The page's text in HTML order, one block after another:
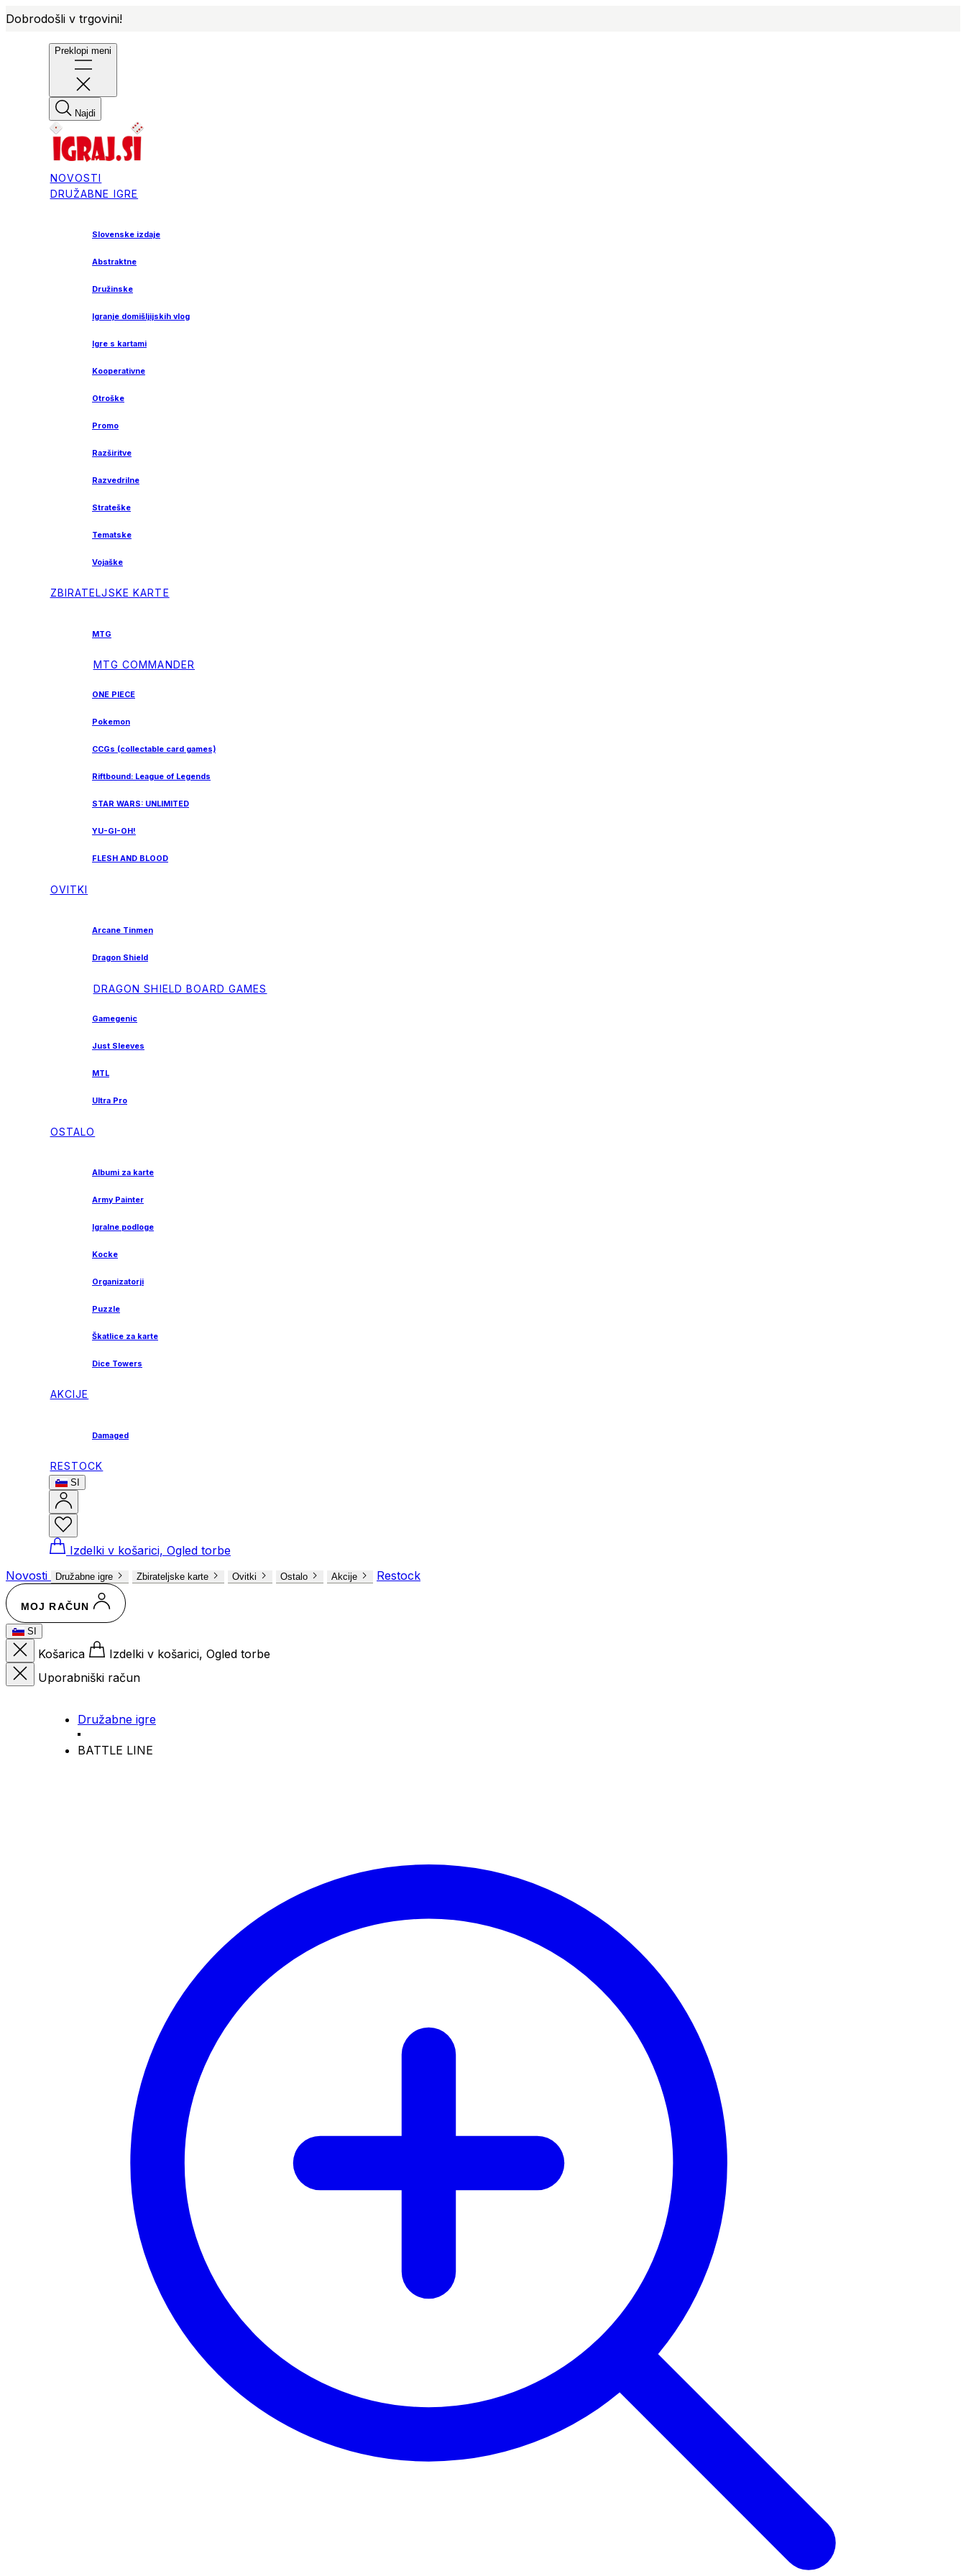
Dobrodošli v trgovini!
Preklopi meni
Najdi
NOVOSTI
DRUŽABNE IGRE
Slovenske izdaje
Abstraktne
Družinske
Igranje domišljijskih vlog
Igre s kartami
Kooperativne
Otroške
Promo
Razširitve
Razvedrilne
Strateške
Tematske
Vojaške
ZBIRATELJSKE KARTE
MTG
MTG COMMANDER
ONE PIECE
Pokemon
CCGs (collectable card games)
Riftbound: League of Legends
STAR WARS: UNLIMITED
YU-GI-OH!
FLESH AND BLOOD
OVITKI
Arcane Tinmen
Dragon Shield
DRAGON SHIELD BOARD GAMES
Gamegenic
Just Sleeves
MTL
Ultra Pro
OSTALO
Albumi za karte
Army Painter
Igralne podloge
Kocke
Organizatorji
Puzzle
Škatlice za karte
Dice Towers
AKCIJE
Damaged
RESTOCK
SI
Izdelki v košarici, Ogled torbe
Novosti
Družabne igre Zbirateljske karte Ovitki Ostalo Akcije Restock
MOJ RAČUN
SI
Košarica
Izdelki v košarici, Ogled torbe
Uporabniški račun
Družabne igre
BATTLE LINE